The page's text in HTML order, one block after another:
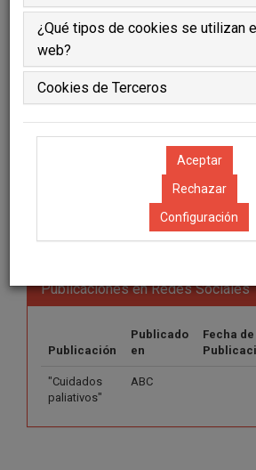
¿Qué tipos de cookies se utilizan
web?
Cookies de Terceros
Configuración
Presentación
Objetivos
ENLACES
Publicaciones en Redes Sociales
Publicación
Publicado
en
Fecha de
"Cuidados
paliativos"
ABC